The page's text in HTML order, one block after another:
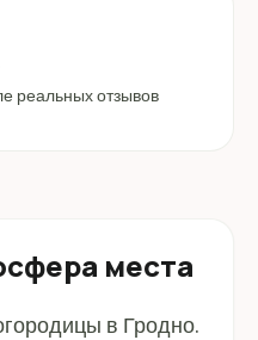
реальных отзывов
места
в Гродно.